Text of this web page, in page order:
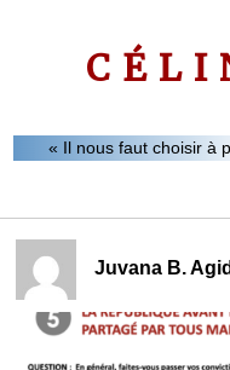
« Il nous faut choisir à
Interviews
Juvana B.